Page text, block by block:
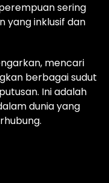
sering
yang inklusif dan
mencari
berbagai sudut
Ini adalah
dunia yang